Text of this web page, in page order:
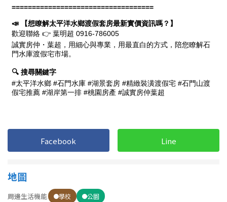
Facebook Line
地圖
周邊生活機能 學校 公園